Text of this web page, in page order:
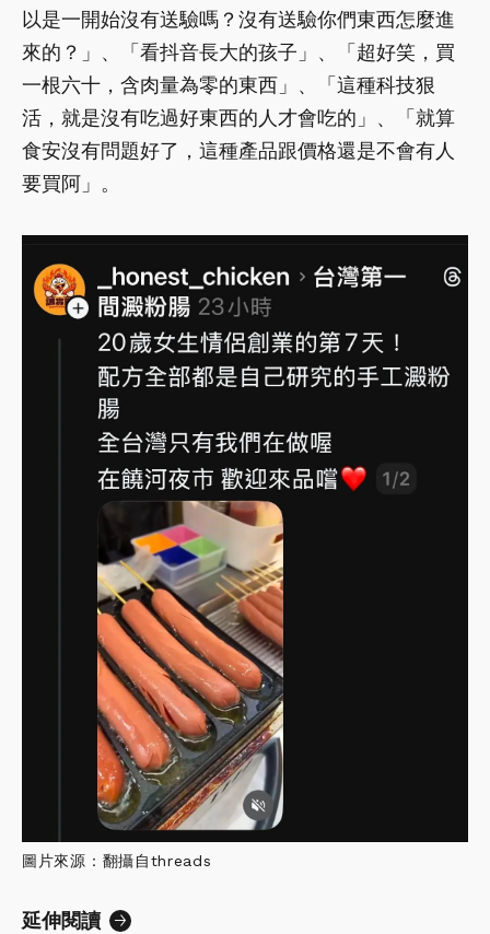
以是一開始沒有送驗嗎？沒有送驗你們東西怎麼進
來的？」、「看抖音長大的孩子」、「超好笑，買
一根六十，含肉量為零的東西」、「這種科技狠
活，就是沒有吃過好東西的人才會吃的」、「就算
食安沒有問題好了，這種產品跟價格還是不會有人
要買阿」。
圖片來源：翻攝自threads
延伸閱讀